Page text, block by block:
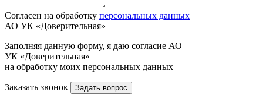
Согласен на обработку персональных данных
АО УК «Доверительная»
Заполняя данную форму, я даю согласие АО
УК «Доверительная»
на обработку моих персональных данных
Заказать звонок Задать вопрос